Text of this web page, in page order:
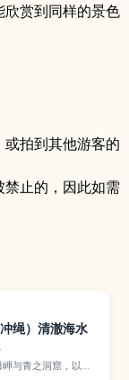
赏到同样的景色
拍到其他游客的
禁止的，因此如需
绳）清澈海水
与青之洞窟，以透